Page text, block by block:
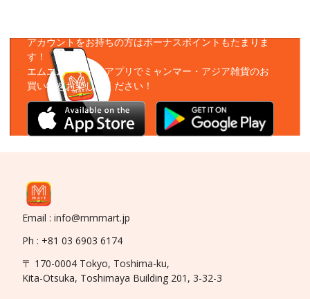
アカウントをお持ちの方はボーナスポイントもたまりま
す！
エムエムーマートアプリでミャンマー・アジア雑貨のお
買い物をお楽しみください！
Email : info@mmmart.jp
Ph : +81 03 6903 6174
〒 170-0004 Tokyo, Toshima-ku,
Kita-Otsuka, Toshimaya Building 201, 3-32-3